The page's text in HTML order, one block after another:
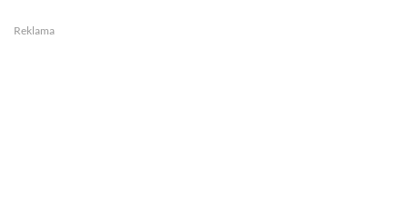
Reklama